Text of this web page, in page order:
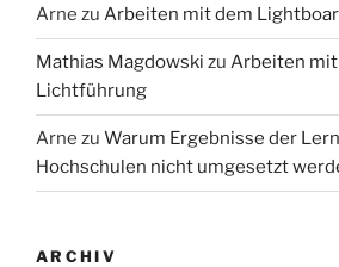
Arne zu Arbeiten mit dem
Mathias Magdowski zu Arbeiten
Lichtführung
Arne zu Warum Ergebnisse der
Hochschulen nicht umgesetzt
ARCHIV